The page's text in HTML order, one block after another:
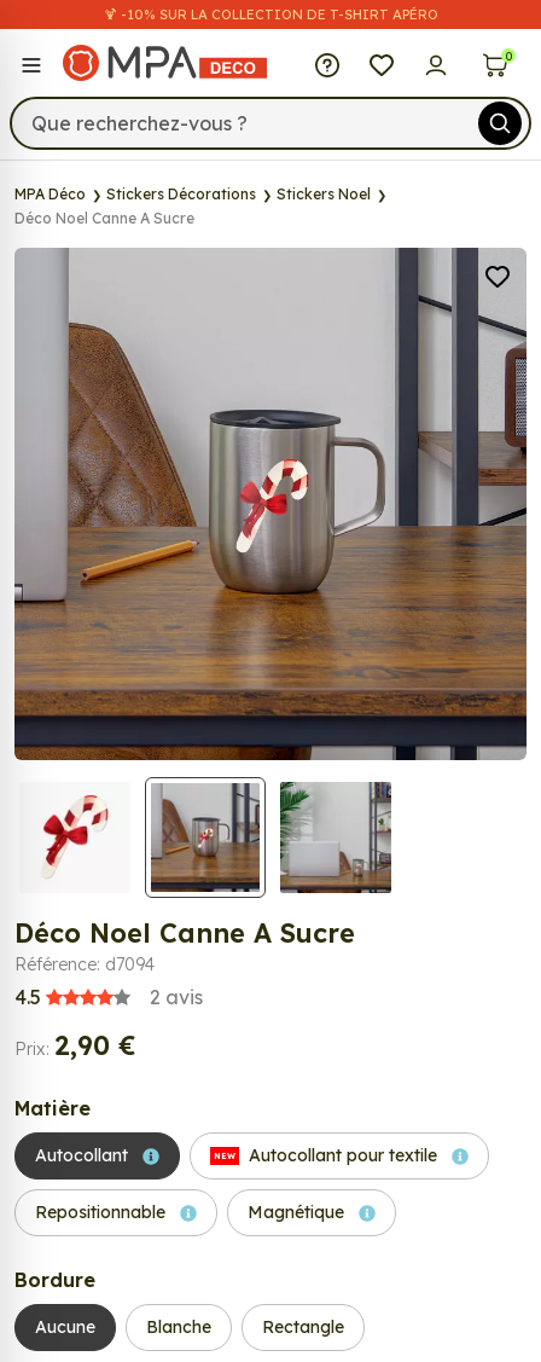
🍹 -10% SUR LA COLLECTION DE T-SHIRT APÉRO
MPA Déco 0
MPA Déco Stickers Décorations
Stickers Noel
Déco Noel Canne A Sucre
Déco Noel Canne A Sucre
Référence: d7094
4.5 2 avis
Prix: 2,90 €
Matière
Autocollant NEW Autocollant pour textile
Repositionnable Magnétique
Bordure
Aucune Blanche Rectangle